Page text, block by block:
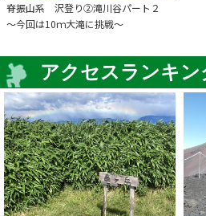
脊振山系 沢登り②滝川谷パート２
～今回は10ｍ大滝に挑戦～
アクセスランキン